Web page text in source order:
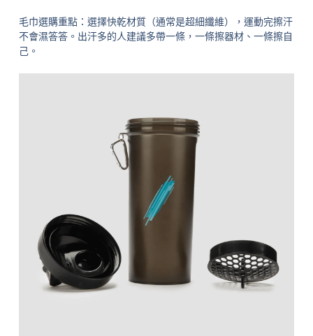
毛巾選購重點：選擇快乾材質（通常是超細纖維），運動完擦汗
不會濕答答。出汗多的人建議多帶一條，一條擦器材、一條擦自
己。